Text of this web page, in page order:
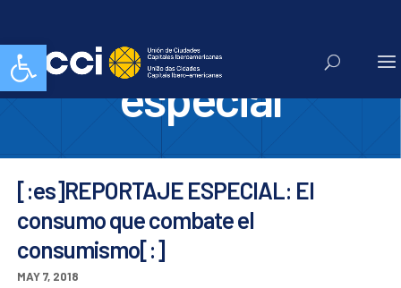
Abrir barra de herramientasreportaje
especial
[:es]REPORTAJE ESPECIAL: El
consumo que combate el
consumismo[:]
MAY 7, 2018